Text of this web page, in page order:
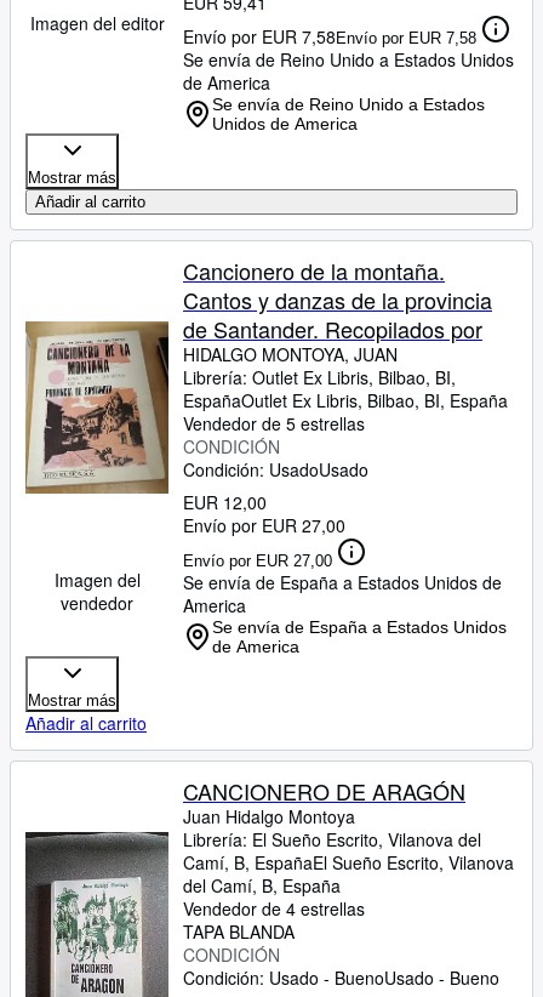
Imagen del editor
Envío por EUR 7,58Envío por EUR 7,58
Se envía de Reino Unido a Estados Unidos
de America
Se envía de Reino Unido a Estados
Unidos de America
Mostrar más
Añadir al carrito
Imagen del
vendedor
Cancionero de la montaña.
Cantos y danzas de la provincia
de Santander. Recopilados por
HIDALGO MONTOYA, JUAN
Librería: Outlet Ex Libris, Bilbao, BI,
EspañaOutlet Ex Libris, Bilbao, BI, España
Vendedor de 5 estrellas
CONDICIÓN
Condición: UsadoUsado
EUR 12,00
Envío por EUR 27,00
Envío por EUR 27,00
Se envía de España a Estados Unidos de
America
Se envía de España a Estados Unidos
de America
Mostrar más
Añadir al carrito
CANCIONERO DE ARAGÓN
Juan Hidalgo Montoya
Librería: El Sueño Escrito, Vilanova del
Camí, B, EspañaEl Sueño Escrito, Vilanova
del Camí, B, España
Vendedor de 4 estrellas
TAPA BLANDA
CONDICIÓN
Condición: Usado - BuenoUsado - Bueno